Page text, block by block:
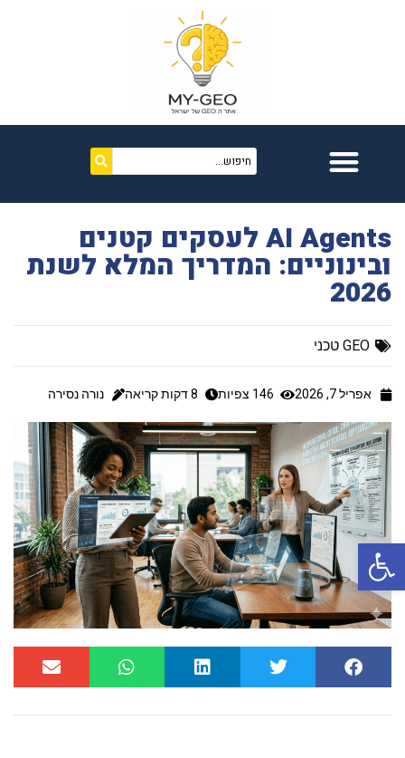
פתח סרגל נגישות
AI Agents לעסקים קטנים
ובינוניים: המדריך המלא לשנת
2026
GEO טכני
אפריל 7, 2026 146 צפיות 8דקות קריאה נורה נסירה